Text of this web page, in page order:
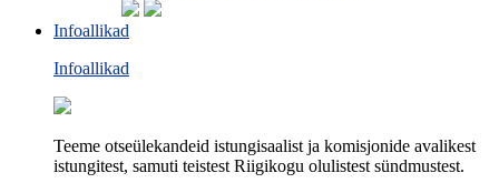
Infoallikad
Infoallikad
Teeme otseülekandeid istungisaalist ja komisjonide avalikest
istungitest, samuti teistest Riigikogu olulistest sündmustest.